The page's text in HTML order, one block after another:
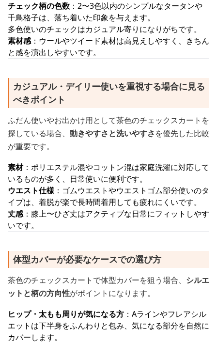
チェック柄の色数 ：2〜3色以内のシンプルなタータンや
千鳥格子は、落ち着いた印象を与えます。
多色使いのチェックはカジュアル寄りになりがちです。
素材感：ウールやツイード素材は高見えしやすく、きちん
と感を演出しやすいです。
カジュアル・デイリー使いを重視する場合に見る
べきポイント
ふだん使いやお出かけ用として茶色のチェックスカートを
探している場合、 動きやすさと洗いやすさを優先した比較
が重要です。
素材：ポリエステル混やコットン混は家庭洗濯に対応して
いるものが多く、日常使いに便利です。
ウエスト仕様：ゴムウエストやウエストゴム部分使いのタ
イプは、着脱が楽で長時間着用しても疲れにくいです。
丈感：膝上〜ひざ丈はアクティブな日常にフィットしやす
いです。
体型カバーが必要なケースでの選び方
茶色のチェックスカートで体型カバーを狙う場合、 シルエ
ットと柄の方向性がポイントになります。
ヒップ・太もも周りが気になる方 ：Aラインやフレアシル
エットは下半身をふんわりと包み、気になる部分を自然に
カバーします。